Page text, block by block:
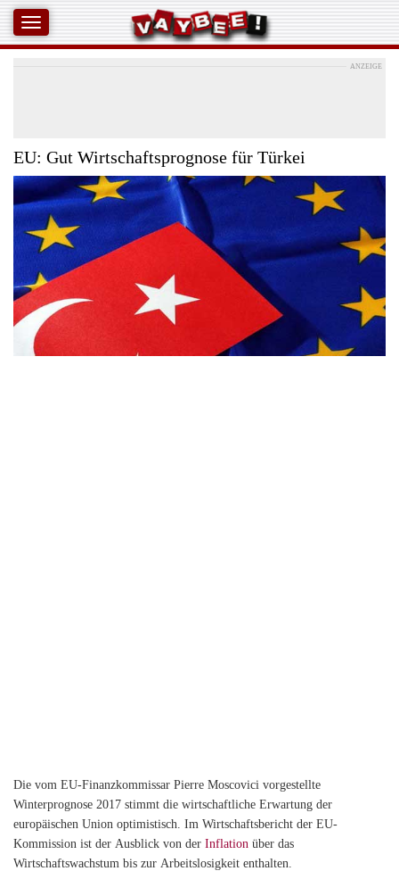
ANZEIGE
EU: Gut Wirtschaftsprognose für Türkei
Die vom EU-Finanzkommissar Pierre Moscovici vorgestellte
Winterprognose 2017 stimmt die wirtschaftliche Erwartung der
europäischen Union optimistisch. Im Wirtschaftsbericht der EU-
Kommission ist der Ausblick von der Inflation über das
Wirtschaftswachstum bis zur Arbeitslosigkeit enthalten.